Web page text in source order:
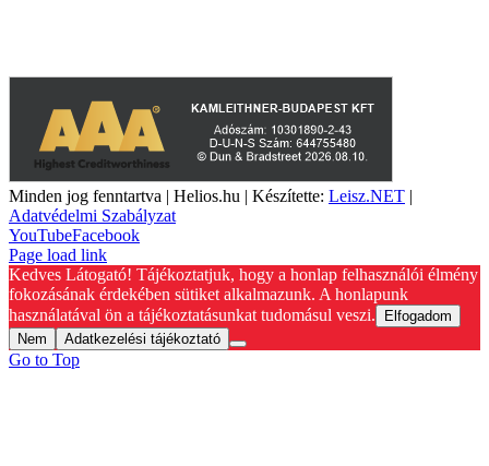
Minden jog fenntartva | Helios.hu | Készítette: Leisz.NET |
Adatvédelmi Szabályzat
YouTubeFacebook
Page load link
Kedves Látogató! Tájékoztatjuk, hogy a honlap felhasználói élmény
fokozásának érdekében sütiket alkalmazunk. A honlapunk
használatával ön a tájékoztatásunkat tudomásul veszi.
Elfogadom
Nem
Adatkezelési tájékoztató
Go to Top